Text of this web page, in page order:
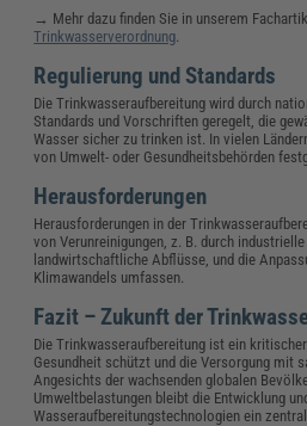
→ Mehr dazu finden Sie in unserem
Trinkwasserverordnung
Regulierung und Standards
Die Trinkwasseraufbereitung wird durch
Standards und Vorschriften geregelt, die
Wasser sicher zu trinken ist. In vielen
von Umwelt- oder Gesundheitsbehörden
Herausforderungen
Herausforderungen in der
von Verunreinigungen, z. B. durch
landwirtschaftliche Abflüsse, und die
Klimawandels umfassen.
Fazit – Zukunft der
Die Trinkwasseraufbereitung ist ein
Gesundheit schützt und die Versorgung mit
Angesichts der wachsenden globalen
Umweltbelastungen bleibt die Entwicklung
Wasseraufbereitungstechnologien ein